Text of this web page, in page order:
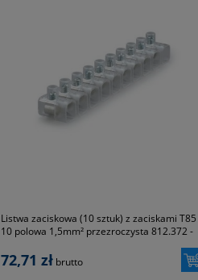
Listwa zaciskowa (10 sztuk) z zaciskami T85
10 polowa 1,5mm² przezroczysta 812.372 -
72,71 zł brutto